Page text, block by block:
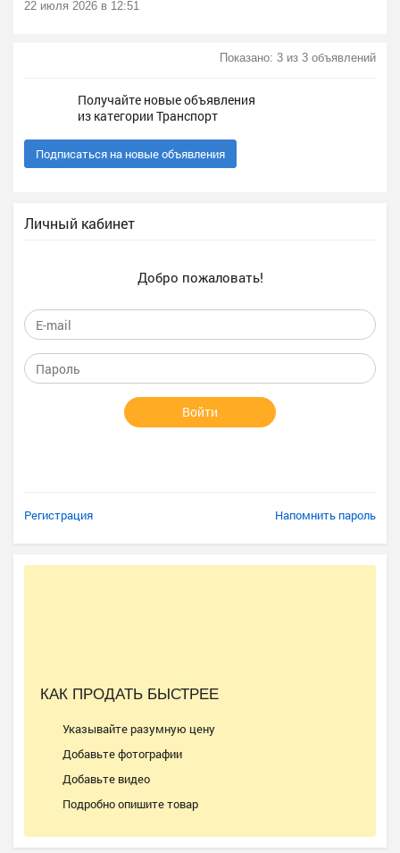
22 июля 2026 в 12:51
Показано: 3 из 3 объявлений
Получайте новые объявления
из категории Транспорт
Подписаться на новые объявления
Личный кабинет
Добро пожаловать!
Войти
Регистрация Напомнить пароль
КАК ПРОДАТЬ БЫСТРЕЕ
Указывайте разумную цену
Добавьте фотографии
Добавьте видео
Подробно опишите товар